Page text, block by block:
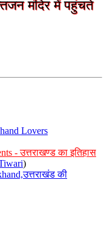
मंदिर में पहुंचते
Lovers
- उत्तराखण्ड का इतिहास
)
की